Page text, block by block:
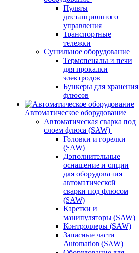
Пульты
дистанционного
управления
Транспортные
тележки
Сушильное оборудование
Термопеналы и печи
для прокалки
электродов
Бункеры для хранения
флюсов
Автоматическое оборудование
Автоматическая сварка под
слоем флюса (SAW)
Головки и горелки
(SAW)
Дополнительные
оснащение и опции
для оборудования
автоматической
сварки под флюсом
(SAW)
Каретки и
манипуляторы (SAW)
Контроллеры (SAW)
Запасные части
Automation (SAW)